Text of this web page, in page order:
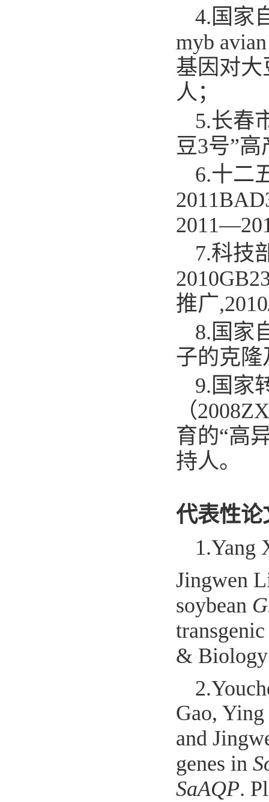
4.国家
myb
基因对大
人；
5.长春
豆3号”
6.十二
7.科技
推广
8.国家
子的克隆
9.国家
（
育的“高
持人。
代表性论
1.Yang
Jingwen
soybean
&
2.
Gao,
and
genes in
SaAQP.